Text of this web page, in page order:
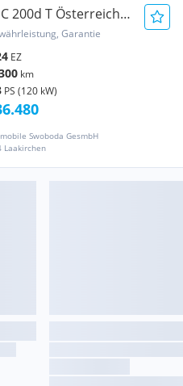
200d T Österreich
Garantie
EZ
km
PS (120 kW)
Swoboda GesmbH
Laakirchen